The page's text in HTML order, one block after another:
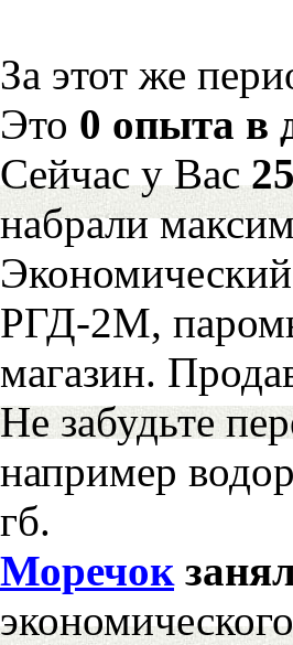
За этот же
Это 0 опыта в
Сейчас у Вас
набрали
РГД-2М,
магазин.
Не забудьте
например
гб.
Моречок